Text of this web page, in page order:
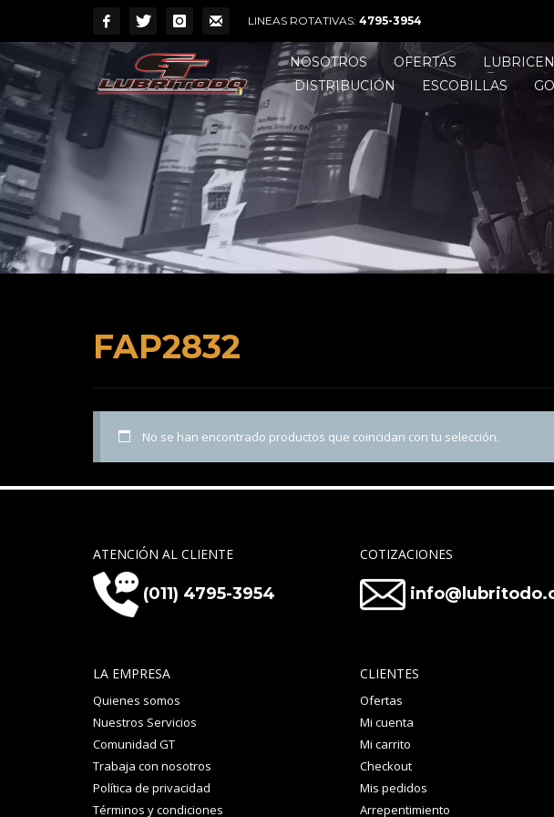
LINEAS ROTATIVAS: 4795-3954
NOSOTROS OFERTAS
DISTRIBUCIÓN
ESCOBILLAS
FAP2832
No se han encontrado productos que coincidan con tu selección.
ATENCIÓN AL CLIENTE
(011) 4795-3954
COTIZACIONES
LA EMPRESA
Quienes somos
Nuestros Servicios
Comunidad GT
Trabaja con nosotros
Política de privacidad
Términos y condiciones
CLIENTES
Ofertas
Mi cuenta
Mi carrito
Checkout
Mis pedidos
Arrepentimiento